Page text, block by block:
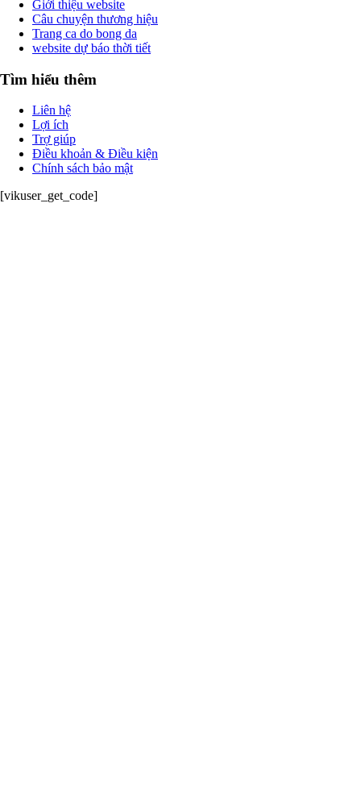
Giới thiệu website
Câu chuyện thương hiệu
Trang ca do bong da
website dự báo thời tiết
Tìm hiểu thêm
Liên hệ
Lợi ích
Trợ giúp
Điều khoản & Điều kiện
Chính sách bảo mật
[vikuser_get_code]